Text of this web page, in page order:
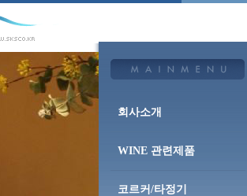
회사소개
WINE 관련제품
코르커/타정기